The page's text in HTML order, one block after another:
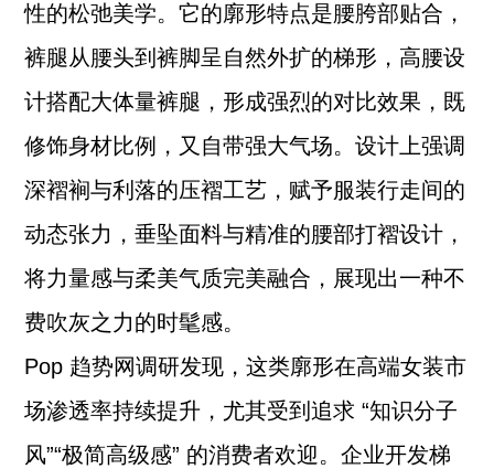
性的松弛美学。它的廓形特点是腰胯部贴合，
裤腿从腰头到裤脚呈自然外扩的梯形，高腰设
计搭配大体量裤腿，形成强烈的对比效果，既
修饰身材比例，又自带强大气场。设计上强调
深褶裥与利落的压褶工艺，赋予服装行走间的
动态张力，垂坠面料与精准的腰部打褶设计，
将力量感与柔美气质完美融合，展现出一种不
费吹灰之力的时髦感。
Pop 趋势网调研发现，这类廓形在高端女装市
场渗透率持续提升，尤其受到追求 “知识分子
风”“极简高级感” 的消费者欢迎。企业开发梯